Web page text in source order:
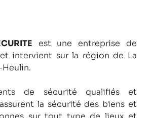
est une entreprise de
intervient sur la région de La
de sécurité qualifiés et
la sécurité des biens et